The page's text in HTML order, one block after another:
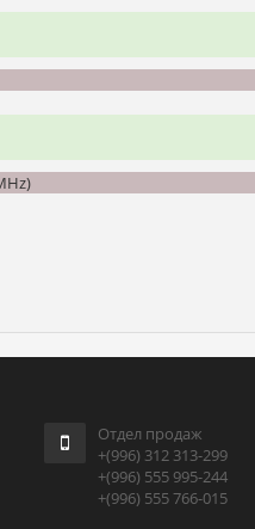
Отдел продаж
+(996) 312 313-299
+(996) 555 995-244
+(996) 555 766-015